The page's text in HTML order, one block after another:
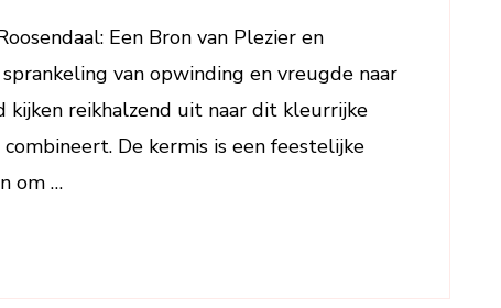
van
in
Roosendaal!
Een Bron van Plezier en
van opwinding en vreugde naar
kijken reikhalzend uit naar dit kleurrijke
De kermis is een feestelijke
om …